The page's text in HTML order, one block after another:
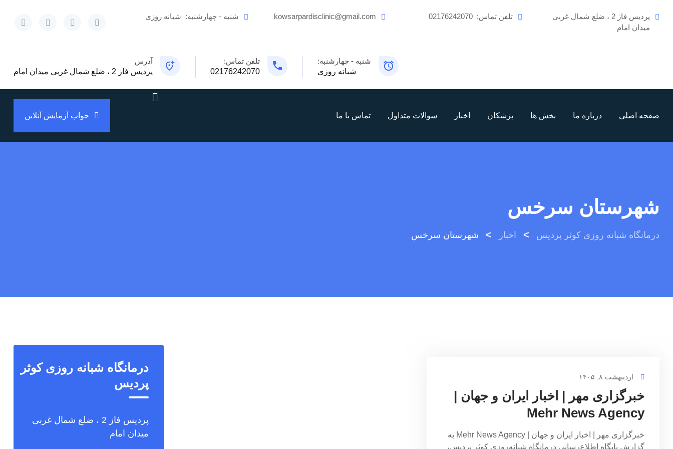
پردیس فاز 2 ، ضلع شمال غربی
میدان امام
تلفن تماس: 02176242070
kowsarpardisclinic@gmail.com شنبه - چهارشنبه: شبانه روزی
شنبه - چهارشنبه:
شبانه روزی
تلفن تماس:
02176242070
آدرس
پردیس فاز 2 ، ضلع شمال غربی میدان امام
صفحه اصلی درباره ما بخش ها پزشکان اخبار سوالات متداول تماس با ما جواب آزمایش آنلاین
شهرستان سرخس
درمانگاه شبانه روزی کوثر پردیس > اخبار > شهرستان سرخس
اردیبهشت ۸, ۱۴۰۵
خبرگزاری مهر | اخبار ایران و جهان |
Mehr News Agency
خبرگزاری مهر | اخبار ایران و جهان | Mehr News Agency به
گزارش پایگاه اطلاع‌رسانی درمانگاه شبانه‌روزی کوثر پردیس،
درمانگاه شبانه روزی کوثر
پردیس
پردیس فاز 2 ، ضلع شمال غربی
میدان امام